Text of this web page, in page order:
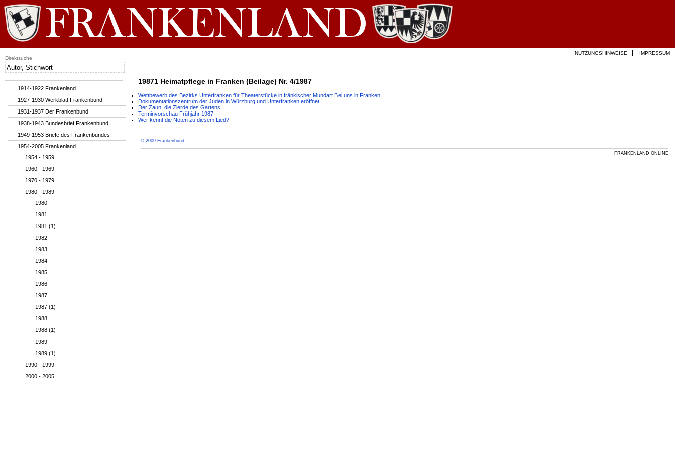
19871 Heimatpflege in Franken (Beilage) Nr. 4/1987
Wettbewerb des Bezirks Unterfranken für Theaterstücke in fränkischer Mundart Bei uns in Franken
Dokumentationszentrum der Juden in Würzburg und Unterfranken eröffnet
Der Zaun, die Zierde des Gartens
Terminvorschau Frühjahr 1987
Wer kennt die Noten zu diesem Lied?
© 2009 Frankenbund
FRANKENLAND ONLINE
1914-1922 Frankenland
1927-1930 Werkblatt Frankenbund
1931-1937 Der Frankenbund
1938-1943 Bundesbrief Frankenbund
1949-1953 Briefe des Frankenbundes
1954-2005 Frankenland
1954 - 1959
1960 - 1969
1970 - 1979
1980 - 1989
1980
1981
1981 (1)
1982
1983
1984
1985
1986
1987
1987 (1)
1988
1988 (1)
1989
1989 (1)
1990 - 1999
2000 - 2005
NUTZUNGSHINWEISE
IMPRESSUM
Direktsuche